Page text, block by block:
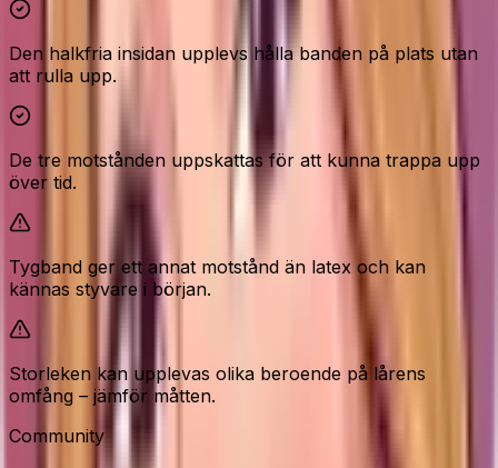
Den halkfria insidan upplevs hålla banden på plats utan
att rulla upp.
De tre motstånden uppskattas för att kunna trappa upp
över tid.
Tygband ger ett annat motstånd än latex och kan
kännas styvare i början.
Storleken kan upplevas olika beroende på lårens
omfång – jämför måtten.
Community